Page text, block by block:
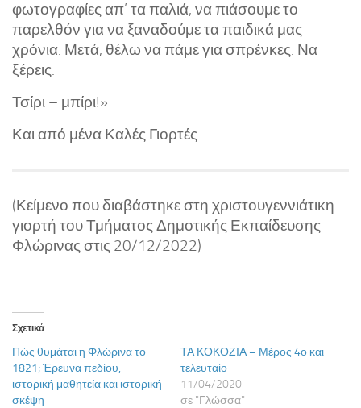
φωτογραφίες απ’ τα παλιά, να πιάσουμε το
παρελθόν για να ξαναδούμε τα παιδικά μας
χρόνια. Μετά, θέλω να πάμε για σπρένκες. Να
ξέρεις.
Τσίρι – μπίρι!»
Και από μένα Καλές Γιορτές
(Κείμενο που διαβάστηκε στη χριστουγεννιάτικη
γιορτή του Τμήματος Δημοτικής Εκπαίδευσης
Φλώρινας στις 20/12/2022)
Σχετικά
Πώς θυμάται η Φλώρινα το
1821; Έρευνα πεδίου,
ιστορική μαθητεία και ιστορική
σκέψη
ΤΑ ΚΟΚΟΖΙΑ – Μέρος 4ο και
τελευταίο
11/04/2020
σε "Γλώσσα"